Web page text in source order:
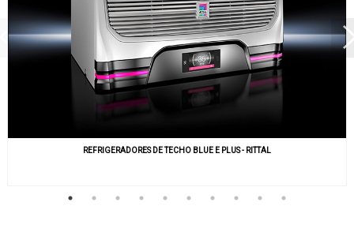
REFRIGERADORES DE TECHO BLUE E PLUS - RITTAL